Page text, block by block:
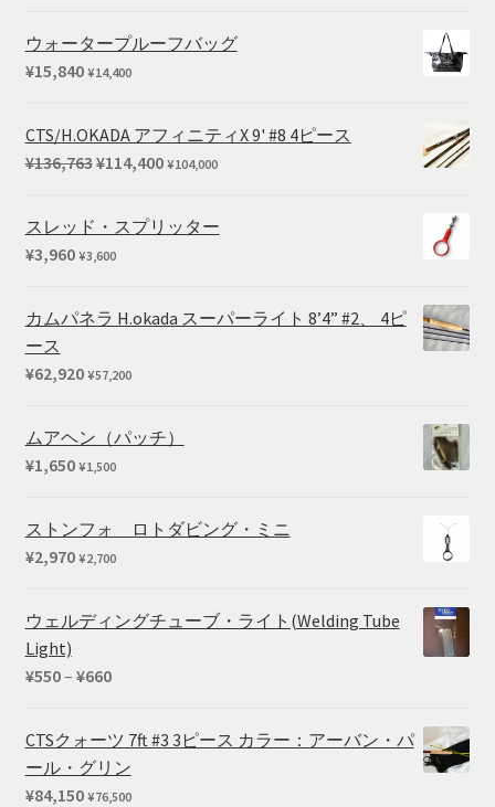
ウォータープルーフバッグ
¥15,840 ¥14,400
CTS/H.OKADA アフィニティX 9' #8 4ピース
¥136,763元
で
た。
¥114,400現
の
¥114,400
¥104,000
スレッド・スプリッター
¥3,960 ¥3,600
カムパネラ H.okada スーパーライト 8’4” #2、 4ピ
ース
¥62,920 ¥57,200
ムアヘン（パッチ）
¥1,650 ¥1,500
ストンフォ ロトダビング・ミニ
¥2,970 ¥2,700
ウェルディングチューブ・ライト(Welding Tube
Light)
¥550– ¥660価
帯:
¥550
CTSクォーツ 7ft #3 3ピース カラー：アーバン・パ
ール・グリン
¥84,150 ¥76,500